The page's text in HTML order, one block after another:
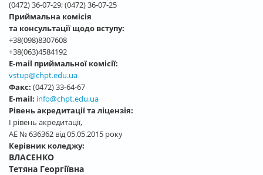
(0472) 36-07-29; (0472) 36-07-25
Приймальна комісія
та консультації щодо вступу:
+38(098)8307608
+38(063)4584192
E-mail приймальної комісії:
vstup@chpt.edu.ua
Факс: (0472) 33-64-67
E-mail: info@chpt.edu.ua
Рівень акредитації та ліцензія:
І рівень акредитації,
АЕ № 636362 від 05.05.2015 року
Керівник коледжу:
ВЛАСЕНКО
Тетяна Георгіївна